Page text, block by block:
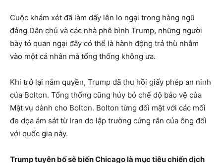
Cuộc khám xét đã làm dấy lên lo ngại trong hàng ngũ
đảng Dân chủ và các nhà phê bình Trump, những người
bày tỏ quan ngại đây có thể là hành động trả thù nhắm
vào một cá nhân mà tổng thống không ưa.
Khi trở lại nắm quyền, Trump đã thu hồi giấy phép an ninh
của Bolton. Tổng thống cũng hủy bỏ chế độ bảo vệ của
Mật vụ dành cho Bolton. Bolton từng đối mặt với các mối
đe dọa ám sát từ Iran do lập trường cứng rắn của ông đối
với quốc gia này.
Trump tuyên bố sẽ biến Chicago là mục tiêu chiến dịch